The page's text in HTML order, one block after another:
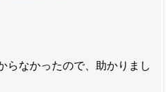
らなかったので、助かりまし